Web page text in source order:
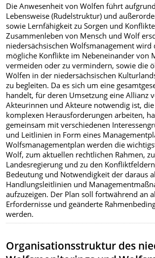
Die Anwesenheit von Wölfen führt
Lebensweise (Rudelstruktur) und
sowie Lernfähigkeit zu Sorgen und
Zusammenleben von Mensch und Wolf
niedersächsischen Wolfsmanagement wird
mögliche Konflikte im Nebeneinander von
vermeiden oder zu vermindern, sowie die
Wölfen in der niedersächsischen
zu begleiten. Da es sich um eine
handelt, für deren Umsetzung eine Allianz
Akteurinnen und Akteure notwendig ist,
komplexen Herausforderungen arbeiten,
gemeinsam mit verschiedenen
und Leitlinien in Form eines
Wolfsmanagementplan werden die
Wolf, zum aktuellen rechtlichen Rahmen,
Landesregierung und zu den
Bedeutung und Notwendigkeit der daraus
Handlungsleitlinien und
aufzuzeigen. Der Plan soll fortwährend an
Erfordernisse und geänderte
werden.
Organisationsstruktur des